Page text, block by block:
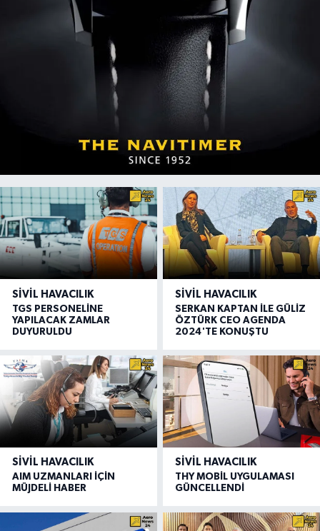
SIVIL HAVACILIK
TGS PERSONELİNE
YAPILACAK ZAMLAR
DUYURULDU
SIVIL HAVACILIK
SERKAN KAPTAN İLE GÜLİZ
ÖZTÜRK CEO AGENDA
2024'TE KONUŞTU
SIVIL HAVACILIK
AIM UZMANLARI İÇİN
MÜJDELİ HABER
SIVIL HAVACILIK
THY MOBİL UYGULAMASI
GÜNCELLENDİ